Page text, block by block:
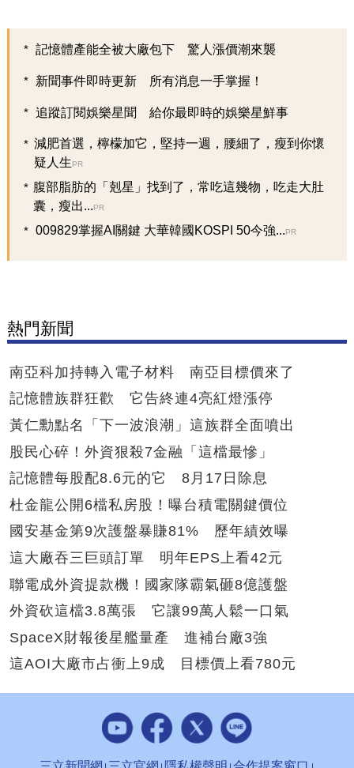
記憶體產能全被大廠包下 驚人漲價潮來襲
新聞事件即時更新 所有消息一手掌握！
追蹤訂閱娛樂星聞 給你最即時的娛樂星鮮事
減肥首選，檸檬加它，堅持一週，腰細了，瘦到你懷
疑人生PR
腹部脂肪的「剋星」找到了，常吃這幾物，吃走大肚
囊，瘦出...PR
009829掌握AI關鍵 大華韓國KOSPI 50今強...PR
熱門新聞
南亞科加持轉入電子材料 南亞目標價來了
記憶體族群狂歡 它告終連4亮紅燈漲停
黃仁勳點名「下一波浪潮」這族群全面噴出
股民心碎！外資狠殺7金融「這檔最慘」
記憶體每股配8.6元的它 8月17日除息
杜金龍公開6檔私房股！曝台積電關鍵價位
國安基金第9次護盤暴賺81% 歷年績效曝
這大廠吞三巨頭訂單 明年EPS上看42元
聯電成外資提款機！國家隊霸氣砸8億護盤
外資砍這檔3.8萬張 它讓99萬人鬆一口氣
SpaceX財報後星艦量產 進補台廠3強
這AOI大廠市占衝上9成 目標價上看780元